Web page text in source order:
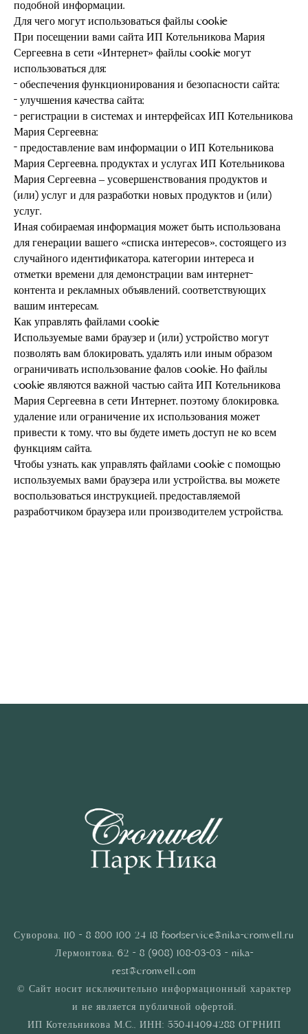
подобной информации.
Для чего могут использоваться файлы cookie
При посещении вами сайта ИП Котельникова Мария
Сергеевна в сети «Интернет» файлы cookie могут
использоваться для:
- обеспечения функционирования и безопасности сайта;
- улучшения качества сайта;
- регистрации в системах и интерфейсах ИП Котельникова
Мария Сергеевна;
- предоставление вам информации о ИП Котельникова
Мария Сергеевна, продуктах и услугах ИП Котельникова
Мария Сергеевна – усовершенствования продуктов и
(или) услуг и для разработки новых продуктов и (или)
услуг.
Иная собираемая информация может быть использована
для генерации вашего «списка интересов», состоящего из
случайного идентификатора, категории интереса и
отметки времени для демонстрации вам интернет-
контента и рекламных объявлений, соответствующих
вашим интересам.
Как управлять файлами cookie
Используемые вами браузер и (или) устройство могут
позволять вам блокировать, удалять или иным образом
ограничивать использование фалов cookie. Но файлы
cookie являются важной частью сайта ИП Котельникова
Мария Сергеевна в сети Интернет, поэтому блокировка,
удаление или ограничение их использования может
привести к тому, что вы будете иметь доступ не ко всем
функциям сайта.
Чтобы узнать, как управлять файлами cookie с помощью
используемых вами браузера или устройства, вы можете
воспользоваться инструкцией, предоставляемой
разработчиком браузера или производителем устройства.
Суворова, 110 - 8 800 100 24 18 foodservice@nika-cronwell.ru
Лермонтова, 62 - 8 (908) 108-03-03 - nika-
rest@cronwell.com
© Сайт носит исключительно информационный характер
и не является публичной офертой.
ИП Котельникова М.С., ИНН: 550414094288 ОГРНИП